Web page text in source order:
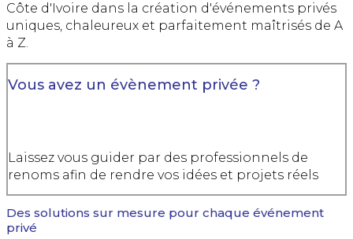
Côte d'Ivoire dans la création d'événements privés
uniques, chaleureux et parfaitement maîtrisés de A
à Z.
Vous avez un évènement privée ?
Laissez vous guider par des professionnels de
renoms afin de rendre vos idées et projets réels
Des solutions sur mesure pour chaque événement
privé